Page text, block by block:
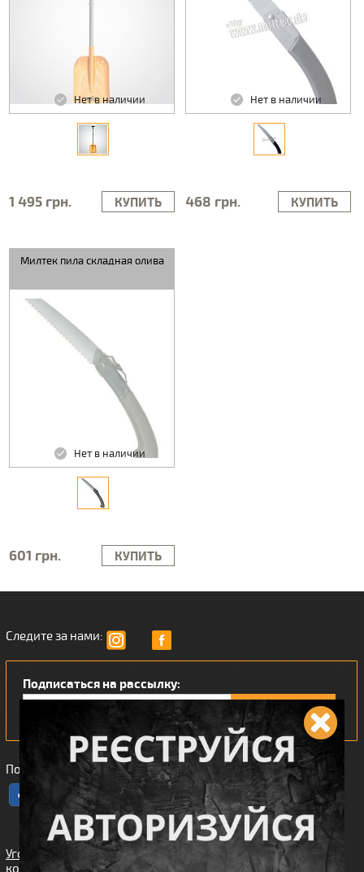
Нет в наличии
1 495 грн. КУПИТЬ
Нет в наличии
468 грн. КУПИТЬ
Милтек пила складная олива
Нет в наличии
601 грн. КУПИТЬ
Следите за нами:
Подписаться на рассылку:
Понравился наш интернет магазин?
Угода
користувача